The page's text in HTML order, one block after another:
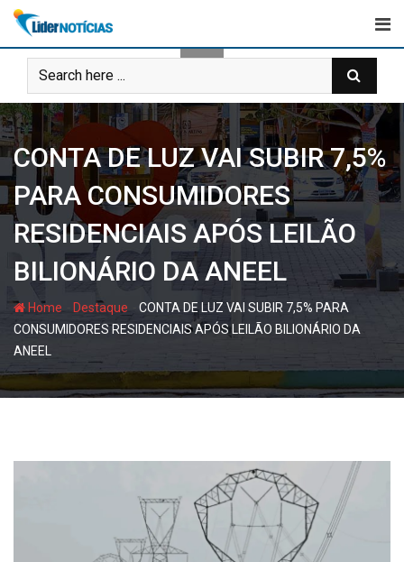
Skip
content
CONTA DE LUZ VAI SUBIR 7,5%
PARA CONSUMIDORES
RESIDENCIAIS APÓS LEILÃO
BILIONÁRIO DA ANEEL
Home - Destaque - CONTA DE LUZ VAI SUBIR 7,5% PARA
CONSUMIDORES RESIDENCIAIS APÓS LEILÃO BILIONÁRIO DA
ANEEL